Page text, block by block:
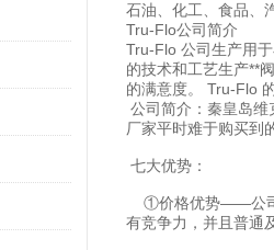
石油、化工、食品、
Tru-Flo公司简介
Tru-Flo 公司生产用
的技术和工艺生产**
的满意度。 Tru-Flo
公司简介：秦皇岛
厂家平时难于购买到
七大优势：
①价格优势——公司
有竞争力，并且普通